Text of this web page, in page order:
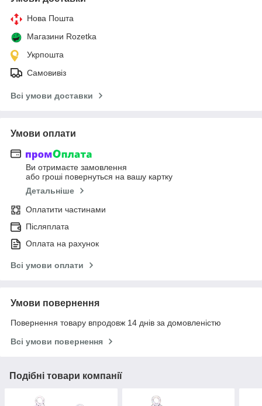
Нова Пошта
Магазини Rozetka
Укрпошта
Самовивіз
Всі умови доставки
Умови оплати
Ви отримаєте замовлення
або гроші повернуться на вашу картку
Детальніше
Оплатити частинами
Післяплата
Оплата на рахунок
Всі умови оплати
Умови повернення
Повернення товару впродовж 14 днів за домовленістю
Всі умови повернення
Подібні товари компанії